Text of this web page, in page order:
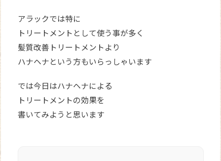
アラックでは特に
トリートメントとして使う事が多く
髪質改善トリートメントより
ハナヘナという方もいらっしゃいます
では今日はハナヘナによる
トリートメントの効果を
書いてみようと思います